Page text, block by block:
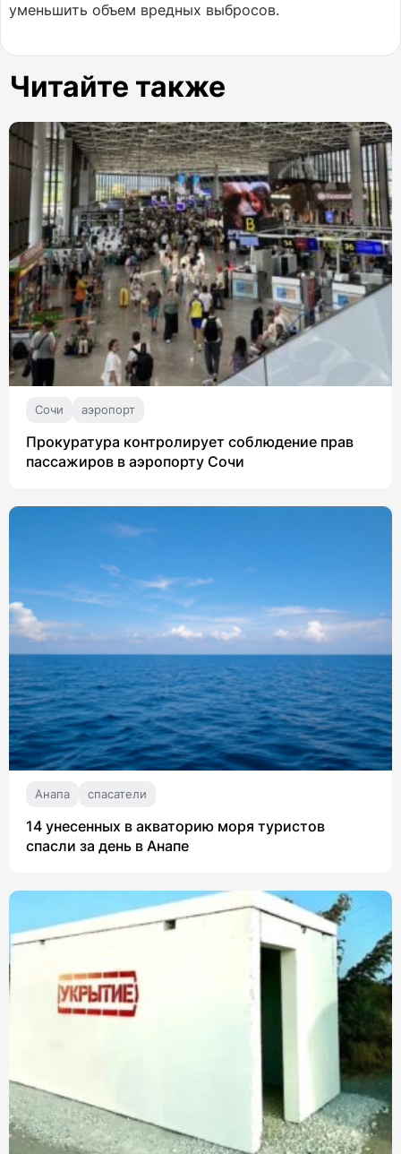
уменьшить объем вредных выбросов.
Читайте также
Сочи аэропорт
Прокуратура контролирует соблюдение прав
пассажиров в аэропорту Сочи
Анапа спасатели
14 унесенных в акваторию моря туристов
спасли за день в Анапе